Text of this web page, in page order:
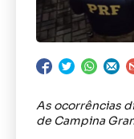
As ocorrências
de Campina